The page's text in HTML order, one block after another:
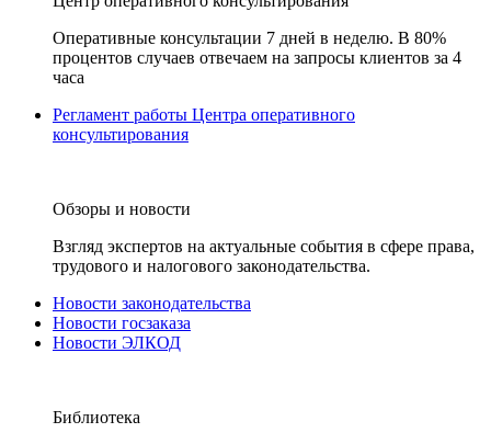
Оперативные консультации 7 дней в неделю. В 80%
процентов случаев отвечаем на запросы клиентов за 4
часа
Регламент работы Центра оперативного
консультирования
Обзоры и новости
Взгляд экспертов на актуальные события в сфере права,
трудового и налогового законодательства.
Новости законодательства
Новости госзаказа
Новости ЭЛКОД
Библиотека